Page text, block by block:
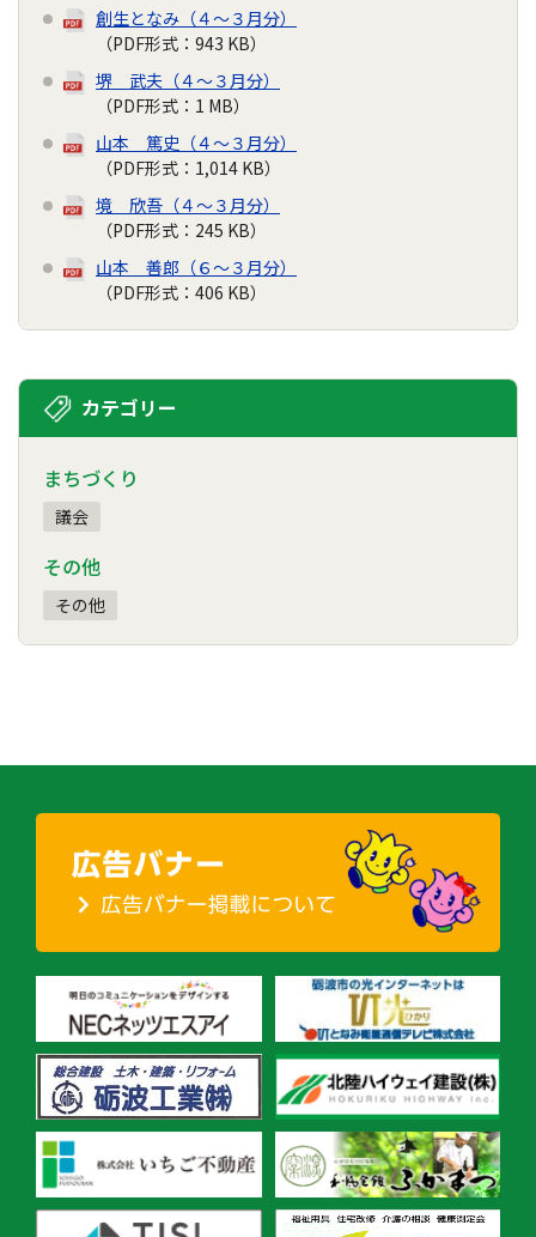
創生となみ（４～３月分）
（PDF形式：943 KB）
堺 武夫（４～３月分）
（PDF形式：1 MB）
山本 篤史（４～３月分）
（PDF形式：1,014 KB）
境 欣吾（４～３月分）
（PDF形式：245 KB）
山本 善郎（６～３月分）
（PDF形式：406 KB）
カテゴリー
まちづくり
議会
その他
その他